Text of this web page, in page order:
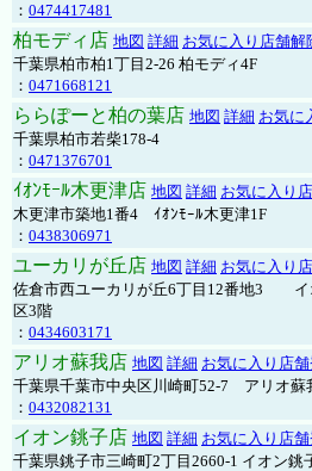
： 0474417481
柏モディ店 地図 詳細 お気に入り店舗解
千葉県柏市柏1丁目2-26 柏モディ4F
： 0471668121
ららぽーと柏の葉店 地図 詳細 お気に
千葉県柏市若柴178-4
： 0471376701
ｲｵﾝﾓｰﾙ木更津店 地図 詳細 お気に入り
木更津市築地1番4 ｲｵﾝﾓｰﾙ木更津1F
： 0438306971
ユーカリが丘店 地図 詳細 お気に入り
佐倉市西ユーカリが丘6丁目12番地3 イ
区3階
： 0434603171
アリオ蘇我店 地図 詳細 お気に入り店
千葉県千葉市中央区川崎町52-7 アリオ蘇
： 0432082131
イオン銚子店 地図 詳細 お気に入り店
千葉県銚子市三崎町2丁目2660-1 イオン銚